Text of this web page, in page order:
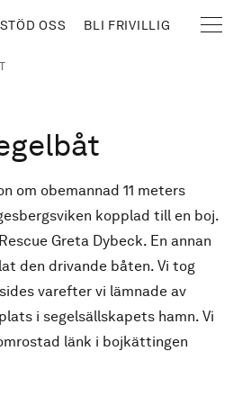
STÖD OSS BLI FRIVILLIG
om obemannad 11 meters
kopplad till en boj.
Greta Dybeck. En annan
den drivande båten. Vi tog
varefter vi lämnade av
i segelsällskapets hamn. Vi
länk i bojkättingen